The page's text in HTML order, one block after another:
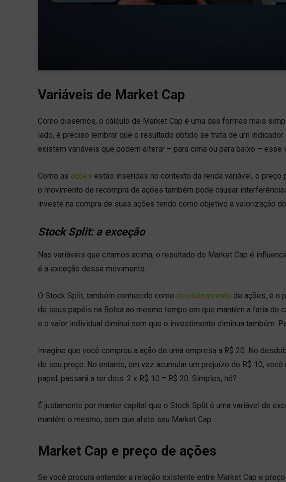
Variáveis de Market Cap
Como dissemos, o cálculo de Market Cap é uma das formas mais
lado, é preciso lembrar que o resultado obtido se trata de um
existem variáveis que podem alterar – para cima ou para baixo – esse
Como as ações estão inseridas no contexto da renda variável, o
o movimento de recompra de ações também pode causar
investe na compra de suas ações tendo como objetivo a valorização
Stock Split: a exceção
Nas variáveis que citamos acima, o resultado do Market Cap é
é a exceção desse movimento.
O Stock Split, também conhecido como desdobramento de ações, é o
de seus papéis na Bolsa ao mesmo tempo em que mantém a fatia do
e o valor individual diminui sem que o investimento diminua também.
Imagine que você comprou a ação de uma empresa a R$ 20. No
de seu preço. No entanto, em vez acumular um prejuízo de R$ 10,
papel, passará a ter dois. 2 x R$ 10 = R$ 20. Simples, né?
É justamente por manter capital que o Stock Split é uma variável de
mantém o mesmo, sem que afete seu Market Cap.
Market Cap e preço de ações
Se você procura entender a relação existente entre Market Cap e